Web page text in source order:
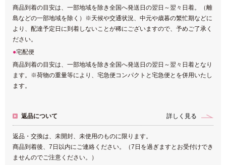
商品到着の目安は、一部地域を除き全国へ発送日の翌日～翌々日着。（離
島などの一部地域を除く）※天候や交通状況、中元や歳暮の繁忙期などに
より、配達予定日に到着しないことが稀にございますので、予めご了承く
ださい。
宅配便
商品到着の目安は、一部地域を除き全国へ発送日の翌日～翌々日着となり
ます。※荷物の重量等により、宅急便コンパクトと宅急便とを併用いたし
ます。
返品について 詳しく見る
返品・交換は、未開封、未使用のものに限ります。
商品到着後、7日以内にご連絡ください。（7日を過ぎますとお受付けでき
ませんのでご注意ください。）